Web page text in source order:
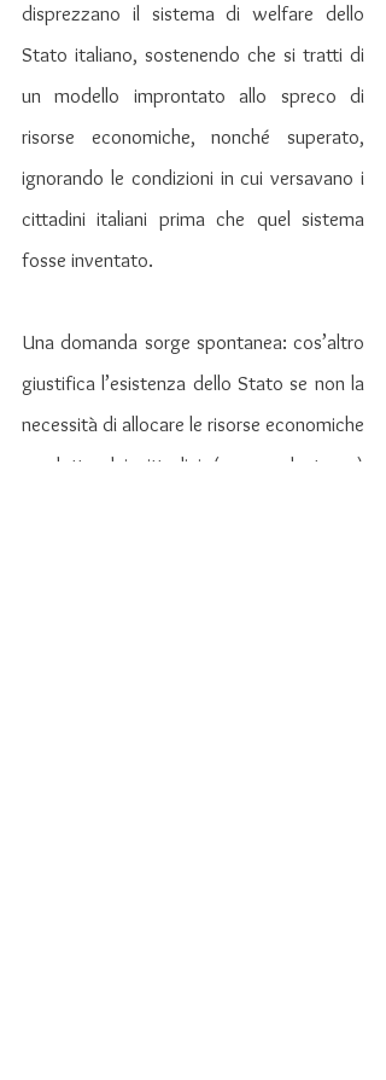
disprezzano il sistema di welfare dello
Stato italiano, sostenendo che si tratti di
un modello improntato allo spreco di
risorse economiche, nonché superato,
ignorando le condizioni in cui versavano i
cittadini italiani prima che quel sistema
fosse inventato.
Una domanda sorge spontanea: cos’altro
giustifica l’esistenza dello Stato se non la
necessità di allocare le risorse economiche
prodotte dai cittadini (ovvero, le tasse)